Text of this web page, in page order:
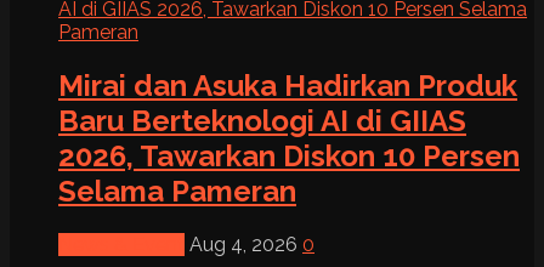
Mirai dan Asuka Hadirkan Produk
Baru Berteknologi AI di GIIAS
2026, Tawarkan Diskon 10 Persen
Selama Pameran
Aug 4, 2026 0